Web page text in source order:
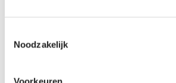
Noodzakelijk
Waar je een aantal jaar geleden vrijwel
ingerichte safari- of lodgetent, zijn er nu veel